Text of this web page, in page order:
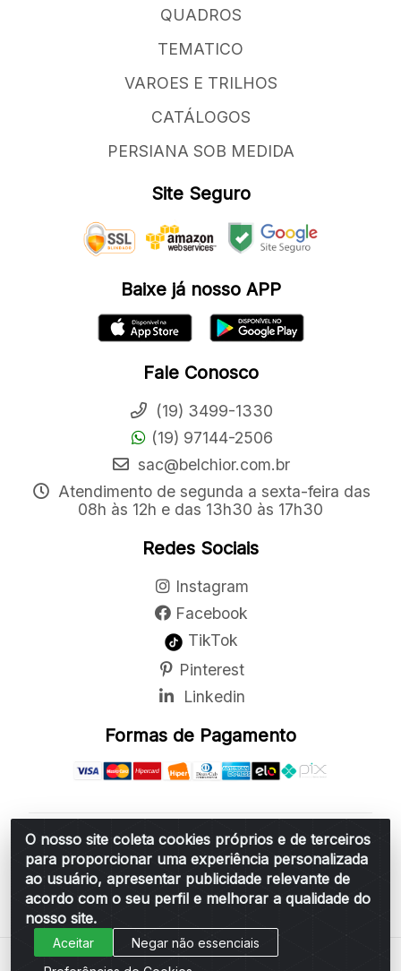
O nosso site coleta cookies próprios e de terceiros
para proporcionar uma experiência personalizada
ao usuário, apresentar publicidade relevante de
acordo com o seu perfil e melhorar a qualidade do
nosso site.
Aceitar
Negar não essenciais
QUADROS
TEMATICO
VAROES E TRILHOS
CATÁLOGOS
PERSIANA SOB MEDIDA
Site Seguro
Baixe já nosso APP
Fale Conosco
(19) 3499-1330
(19) 97144-2506
sac@belchior.com.br
Atendimento de segunda a sexta-feira das
08h às 12h e das 13h30 às 17h30
Redes Sociais
Instagram
Facebook
TikTok
Pinterest
Linkedin
Formas de Pagamento
Belchior Cortinas e Acessórios LTDA - R: Rua
Vereador Sérgio Leopoldino Alves, 876 - Santa
Bárbara d'Oeste/SP - CEP 13.456-166 - CNPJ
06.314.073/0001-34